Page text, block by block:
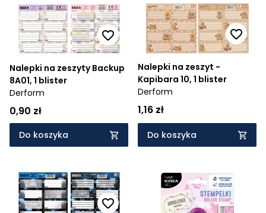
Nalepki na zeszyty Backup
8A01, 1 blister
Derform
0,90 zł
Do koszyka
Nalepki na zeszyt -
Kapibara 10, 1 blister
Derform
1,16 zł
Do koszyka